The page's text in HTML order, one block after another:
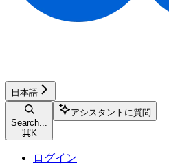
日本語
Search...
⌘K
アシスタントに質問
ログイン